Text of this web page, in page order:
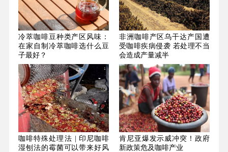
冷萃咖啡豆种类产区风味：
在家自制冷萃咖啡选什么豆
子最好？
非洲咖啡产区乌干达产国遭
受咖啡疾病侵袭 若处理不当
会造成产量减半
咖啡特殊处理法 | 印尼咖啡
湿刨法的霉菌可以带来好风
肯尼亚爆发示威冲突！政府
新政策危及咖啡产业